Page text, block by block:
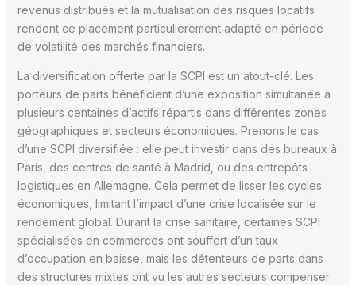
revenus distribués et la mutualisation des risques locatifs
rendent ce placement particulièrement adapté en période
de volatilité des marchés financiers.
La diversification offerte par la SCPI est un atout-clé. Les
porteurs de parts bénéficient d’une exposition simultanée à
plusieurs centaines d’actifs répartis dans différentes zones
géographiques et secteurs économiques. Prenons le cas
d’une SCPI diversifiée : elle peut investir dans des bureaux à
Paris, des centres de santé à Madrid, ou des entrepôts
logistiques en Allemagne. Cela permet de lisser les cycles
économiques, limitant l’impact d’une crise localisée sur le
rendement global. Durant la crise sanitaire, certaines SCPI
spécialisées en commerces ont souffert d’un taux
d’occupation en baisse, mais les détenteurs de parts dans
des structures mixtes ont vu les autres secteurs compenser